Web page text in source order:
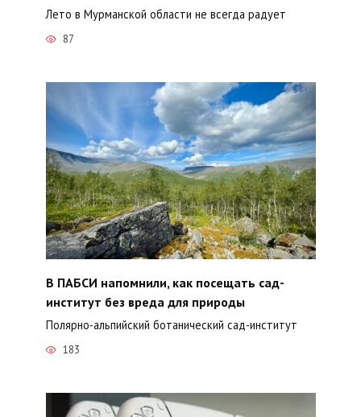
Лето в Мурманской области не всегда радует
87
В ПАБСИ напомнили, как посещать сад-
институт без вреда для природы
Полярно-альпийский ботанический сад-институт
183